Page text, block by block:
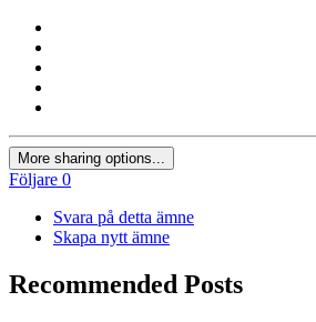
More sharing options...
Följare 0
Svara på detta ämne
Skapa nytt ämne
Recommended Posts